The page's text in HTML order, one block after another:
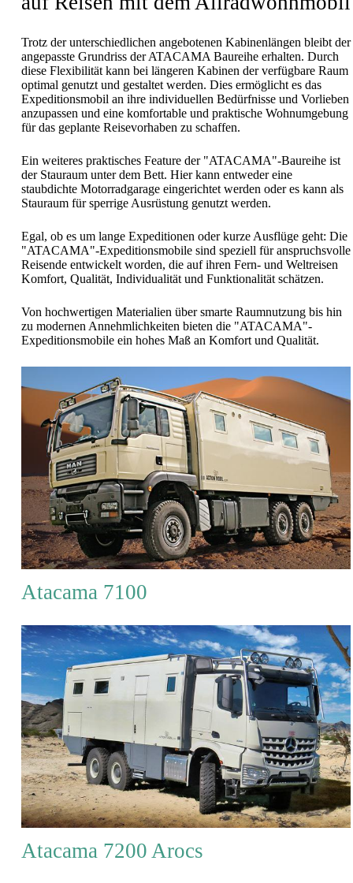
Trotz der unterschiedlichen angebotenen Kabinenlängen bleibt der
angepasste Grundriss der ATACAMA Baureihe erhalten. Durch
diese Flexibilität kann bei längeren Kabinen der verfügbare Raum
optimal genutzt und gestaltet werden. Dies ermöglicht es das
Expeditionsmobil an ihre individuellen Bedürfnisse und Vorlieben
anzupassen und eine komfortable und praktische Wohnumgebung
für das geplante Reisevorhaben zu schaffen.
Ein weiteres praktisches Feature der "ATACAMA"-Baureihe ist
der Stauraum unter dem Bett. Hier kann entweder eine
staubdichte Motorradgarage eingerichtet werden oder es kann als
Stauraum für sperrige Ausrüstung genutzt werden.
Egal, ob es um lange Expeditionen oder kurze Ausflüge geht: Die
"ATACAMA"-Expeditionsmobile sind speziell für anspruchsvolle
Reisende entwickelt worden, die auf ihren Fern- und Weltreisen
Komfort, Qualität, Individualität und Funktionalität schätzen.
Von hochwertigen Materialien über smarte Raumnutzung bis hin
zu modernen Annehmlichkeiten bieten die "ATACAMA"-
Expeditionsmobile ein hohes Maß an Komfort und Qualität.
Atacama 7100
Atacama 7200 Arocs